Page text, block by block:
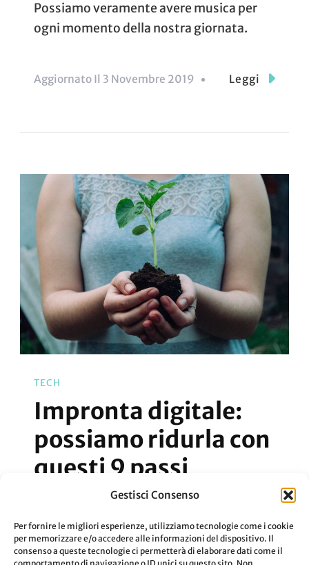
Gestisci Consenso
Per fornire le migliori esperienze, utilizziamo tecnologie come i cookie
per memorizzare e/o accedere alle informazioni del dispositivo. Il
consenso a queste tecnologie ci permetterà di elaborare dati come il
Possiamo veramente avere musica per
ogni momento della nostra giornata.
Aggiornato Il 3 Novembre 2019 Leggi
TECH
Impronta digitale:
possiamo ridurla con
questi 9 passi
nel mondo?